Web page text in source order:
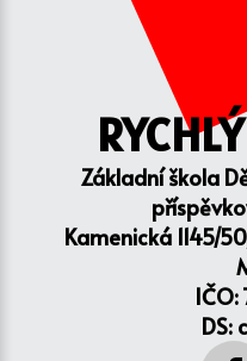
Základní škola
Kamenická 1145/
IČO:
DS: